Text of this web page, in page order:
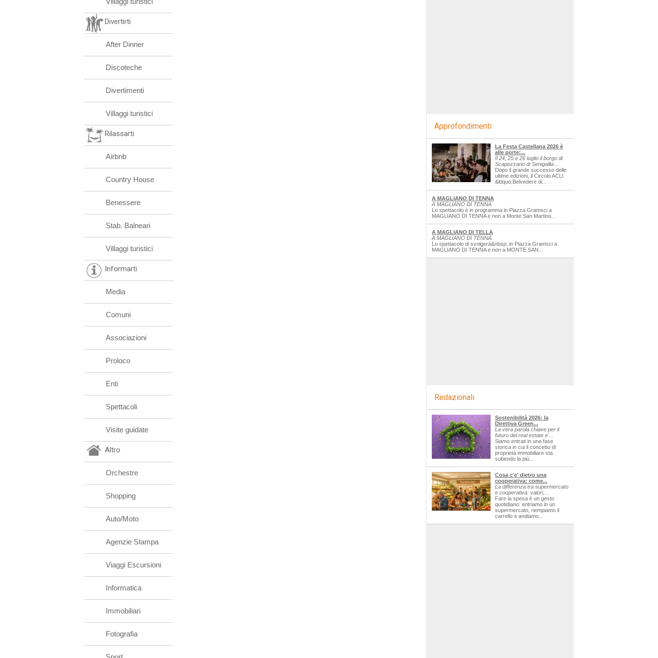
Divertirti
After Dinner
Discoteche
Divertimenti
Villaggi turistici
Rilassarti
Airbnb
Country House
Benessere
Stab. Balneari
Villaggi turistici
Informarti
Media
Comuni
Associazioni
Proloco
Enti
Spettacoli
Visite guidate
Altro
Orchestre
Shopping
Auto/Moto
Agenzie Stampa
Viaggi Escursioni
Informatica
Immobiliari
Fotografia
Approfondimenti
La Festa Castellana 2026 è
alle porte:...
Il 24, 25 e 26 luglio il borgo di
Scapezzano di Senigallia...
Dopo il grande successo delle
ultime edizioni, il Circolo ACLI
&ldquo;Belvedere di...
A MAGLIANO DI TENNA
A MAGLIANO DI TENNA
Lo spettacolo è in programma in Piazza Gramsci a
MAGLIANO DI TENNA e non a Monte San Martino...
A MAGLIANO DI TELLA
A MAGLIANO DI TENNA
Lo spettacolo di svolgerà&nbsp; in Piazza Gramsci a
MAGLIANO DI TENNA e non a MONTE SAN...
Redazionali
Sostenibilità 2026: la
Direttiva Green...
La vera parola chiave per il
futuro del real estate e'...
Siamo entrati in una fase
storica in cui il concetto di
proprietà immobiliare sta
subendo la più...
Cosa c'e' dietro una
cooperativa: come...
La differenza tra supermercato
e cooperativa: valori,...
Fare la spesa è un gesto
quotidiano: entriamo in un
supermercato, riempiamo il
carrello e andiamo...